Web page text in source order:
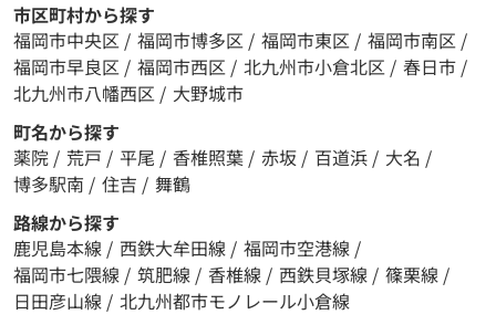
市区町村から探す
福岡市中央区 / 福岡市博多区 / 福岡市東区 / 福岡市南区 /
福岡市早良区 / 福岡市西区 / 北九州市小倉北区 / 春日市 /
北九州市八幡西区 / 大野城市
町名から探す
薬院 / 荒戸 / 平尾 / 香椎照葉 / 赤坂 / 百道浜 / 大名 /
博多駅南 / 住吉 / 舞鶴
路線から探す
鹿児島本線 / 西鉄大牟田線 / 福岡市空港線 /
福岡市七隈線 / 筑肥線 / 香椎線 / 西鉄貝塚線 / 篠栗線 /
日田彦山線 / 北九州都市モノレール小倉線